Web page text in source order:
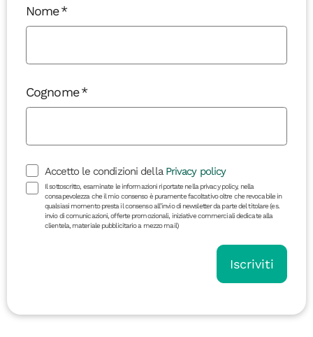
Nome
Cognome
Accetto le condizioni della Privacy policy
Il sottoscritto, esaminate le informazioni riportate nella privacy policy, nella
consapevolezza che il mio consenso è puramente facoltativo oltre che revocabile in
qualsiasi momento presta il consenso all’invio di newsletter da parte del titolare (es.
invio di comunicazioni, offerte promozionali, iniziative commerciali dedicate alla
clientela, materiale pubblicitario a mezzo mail)
Iscriviti